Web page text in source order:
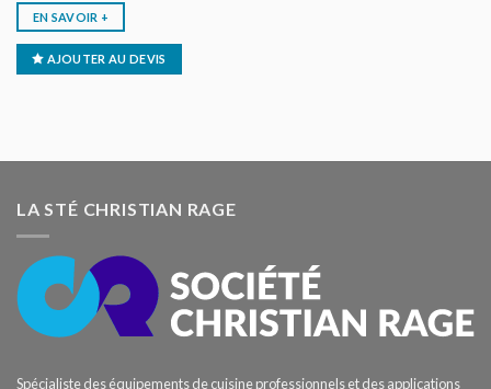
EN SAVOIR +
AJOUTER AU DEVIS
LA STÉ CHRISTIAN RAGE
Spécialiste des équipements de cuisine professionnels et des applications